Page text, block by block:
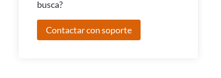
busca?
Contactar con soporte